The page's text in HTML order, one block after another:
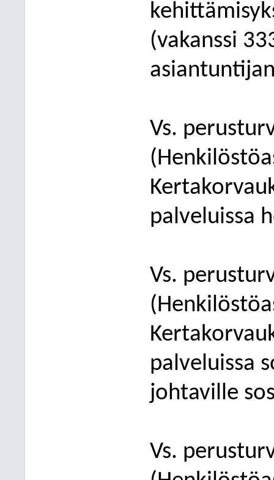
(vakanssi
Vs.
palveluissa h
Vs.
palveluissa
johtaville
Vs.